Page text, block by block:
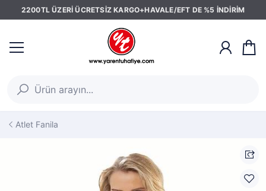
2200TL ÜZERİ ÜCRETSİZ KARGO+HAVALE/EFT DE %5 İNDİRİM
Atlet Fanila